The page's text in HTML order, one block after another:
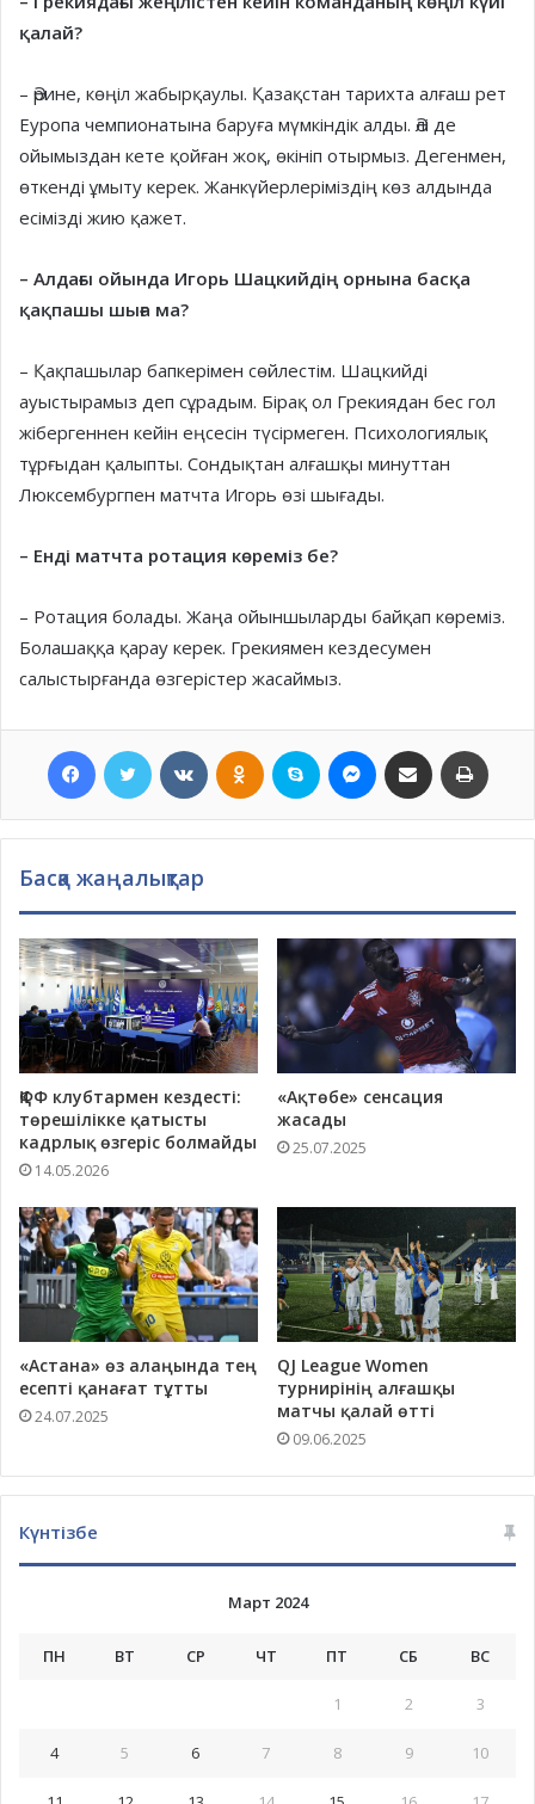
қалай?
– Әрине, көңіл жабырқаулы. Қазақстан тарихта алғаш рет
Еуропа чемпионатына баруға мүмкіндік алды. Әлі де
ойымыздан кете қойған жоқ, өкініп отырмыз. Дегенмен,
өткенді ұмыту керек. Жанкүйерлеріміздің көз алдында
есімізді жию қажет.
– Алдағы ойында Игорь Шацкийдің орнына басқа
қақпашы шыға ма?
– Қақпашылар бапкерімен сөйлестім. Шацкийді
ауыстырамыз деп сұрадым. Бірақ ол Грекиядан бес гол
жібергеннен кейін еңсесін түсірмеген. Психологиялық
тұрғыдан қалыпты. Сондықтан алғашқы минуттан
Люксембургпен матчта Игорь өзі шығады.
– Енді матчта ротация көреміз бе?
– Ротация болады. Жаңа ойыншыларды байқап көреміз.
Болашаққа қарау керек. Грекиямен кездесумен
салыстырғанда өзгерістер жасаймыз.
Facebook Twitter VKontakteOdnoklassniki
Skype MessengerХатпен жіберу
Басқа жаңалықтар
ҚФФ клубтармен кездесті:
төрешілікке қатысты
кадрлық өзгеріс болмайды
14.05.2026
«Ақтөбе» сенсация
жасады
25.07.2025
«Астана» өз алаңында тең
есепті қанағат тұтты
24.07.2025
QJ League Women
турнирінің алғашқы
матчы қалай өтті
09.06.2025
Күнтізбе
Март 2024
ПН ВТ СР ЧТ ПТ СБ ВС
1 2 3
4 5 6 7 8 9 10